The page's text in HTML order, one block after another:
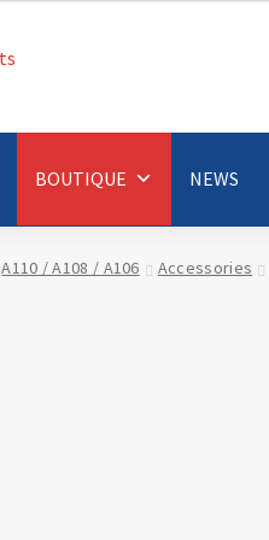
BOUTIQUE NEWS
A110 / A108 / A106 Accessories